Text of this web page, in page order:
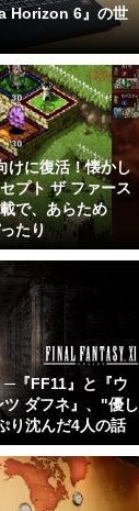
Horizon 6』の世
けに復活！懐かし
プト ザ ファース
で、あらため
たり
─『FF11』と『ウ
ツ ダフネ』、"優し
り沈んだ4人の話